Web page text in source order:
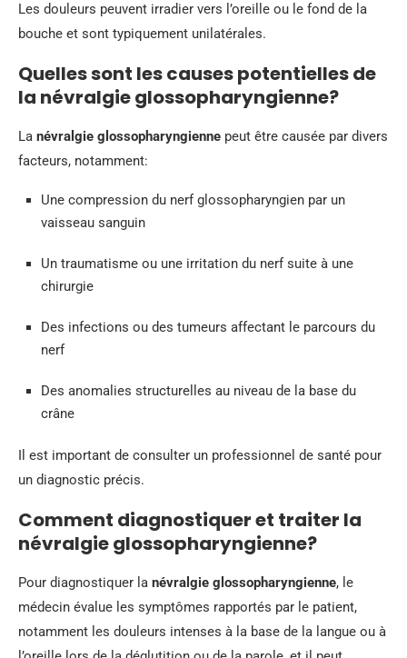
Les douleurs peuvent irradier vers l’oreille ou le fond de la
bouche et sont typiquement unilatérales.
Quelles sont les causes potentielles de
la névralgie glossopharyngienne?
La névralgie glossopharyngienne peut être causée par divers
facteurs, notamment:
Une compression du nerf glossopharyngien par un
vaisseau sanguin
Un traumatisme ou une irritation du nerf suite à une
chirurgie
Des infections ou des tumeurs affectant le parcours du
nerf
Des anomalies structurelles au niveau de la base du
crâne
Il est important de consulter un professionnel de santé pour
un diagnostic précis.
Comment diagnostiquer et traiter la
névralgie glossopharyngienne?
Pour diagnostiquer la névralgie glossopharyngienne, le
médecin évalue les symptômes rapportés par le patient,
notamment les douleurs intenses à la base de la langue ou à